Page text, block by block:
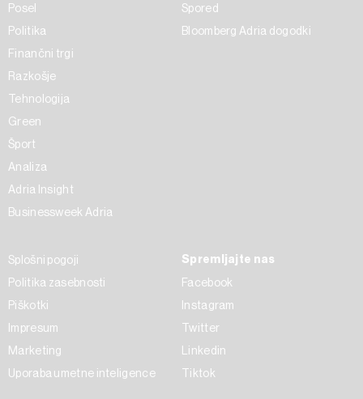
Posel
Politika
Finančni trgi
Razkošje
Tehnologija
Green
Šport
Analiza
Adria Insight
Businessweek Adria
Spored
Bloomberg Adria dogodki
Splošni pogoji
Politika zasebnosti
Piškotki
Impresum
Marketing
Uporaba umetne inteligence
Spremljajte nas
Facebook
Instagram
Twitter
Linkedin
Tiktok